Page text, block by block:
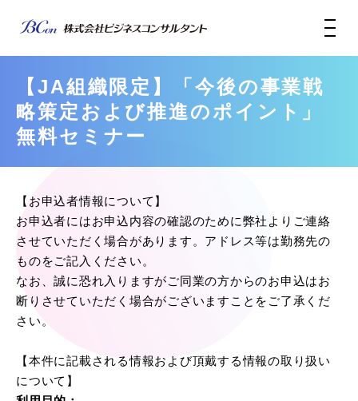
【JA組織限定】「今後の事業戦
略策定および推進のポイント」
無料セミナー
【お申込者情報について】
お申込者にはお申込内容の確認のために弊社よりご連絡
させていただく場合があります。アドレス等は勤務先の
ものをご記入ください。
なお、誠に恐れ入りますがご同業の方からのお申込はお
断りさせていただく場合がございますことをご了承くだ
さい。
【本件に記載される情報および頂戴する情報の取り扱い
について】